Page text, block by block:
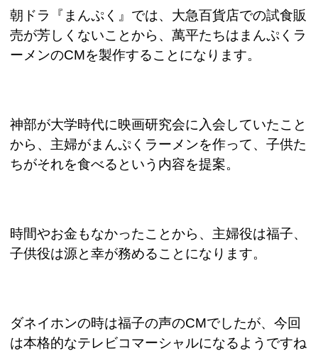
朝ドラ『まんぷく』では、大急百貨店での試食販
売が芳しくないことから、萬平たちはまんぷくラ
ーメンのCMを製作することになります。
神部が大学時代に映画研究会に入会していたこと
から、主婦がまんぷくラーメンを作って、子供た
ちがそれを食べるという内容を提案。
時間やお金もなかったことから、主婦役は福子、
子供役は源と幸が務めることになります。
ダネイホンの時は福子の声のCMでしたが、今回
は本格的なテレビコマーシャルになるようですね